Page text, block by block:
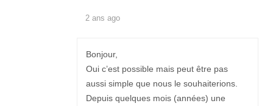
2 ans ago
Bonjour,
Oui c’est possible mais peut être pas
aussi simple que nous le souhaiterions.
Depuis quelques mois (années) une